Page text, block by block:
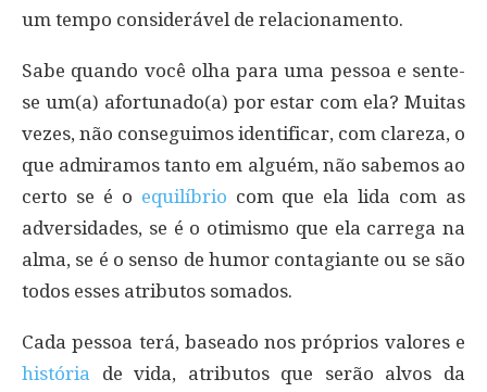
um tempo considerável de relacionamento.
Sabe quando você olha para uma pessoa e sente-
se um(a) afortunado(a) por estar com ela? Muitas
vezes, não conseguimos identificar, com clareza, o
que admiramos tanto em alguém, não sabemos ao
certo se é o equilíbrio com que ela lida com as
adversidades, se é o otimismo que ela carrega na
alma, se é o senso de humor contagiante ou se são
todos esses atributos somados.
Cada pessoa terá, baseado nos próprios valores e
história de vida, atributos que serão alvos da